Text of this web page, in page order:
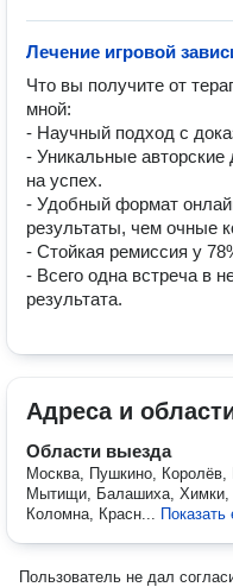
Лечение игровой
Что вы получите от
мной:
- Научный подход с
- Уникальные
на успех.
- Удобный формат
результаты, чем очные
- Стойкая ремиссия у
- Всего одна встреча в
результата.
Адреса и
Области выезда
Москва, Пушкино, Королёв,
Мытищи, Балашиха, Химки,
Коломна, Красн...
Пользователь не дал